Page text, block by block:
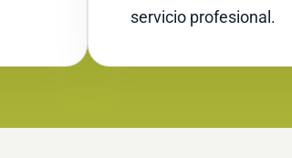
servicio profesional.